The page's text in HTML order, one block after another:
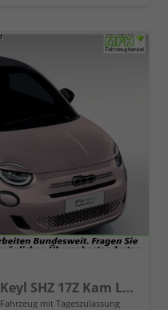
500 Cabrio La Prima Nav Keyl SHZ 17Z Kam LED Car
Fahrzeug mit Tageszulassung